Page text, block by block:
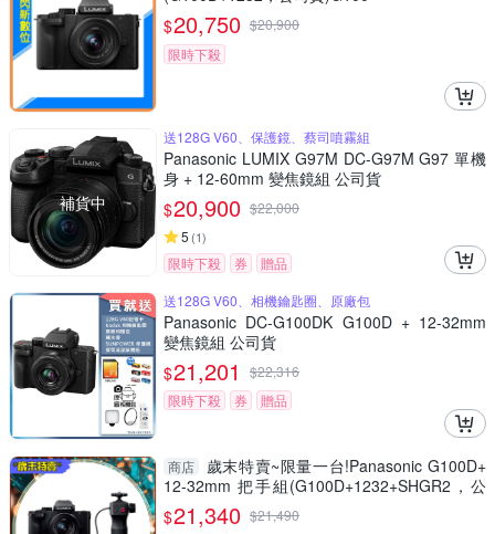
$20,750 $20,900
限時下殺
補貨中
送128G V60、保護鏡、蔡司噴霧組
Panasonic LUMIX G97M DC-G97M G97 單機
身 + 12-60mm 變焦鏡組 公司貨
$20,900 $22,000
5 (1)
限時下殺 券
贈品
送128G V60、相機鑰匙圈、原廠包
Panasonic DC-G100DK G100D + 12-32mm
變焦鏡組 公司貨
$21,201 $22,316
限時下殺
券 贈品
商店
歲末特賣~限量一台!Panasonic G100D+
12-32mm 把手組(G100D+1232+SHGR2，公
司貨)
$21,340 $21,490